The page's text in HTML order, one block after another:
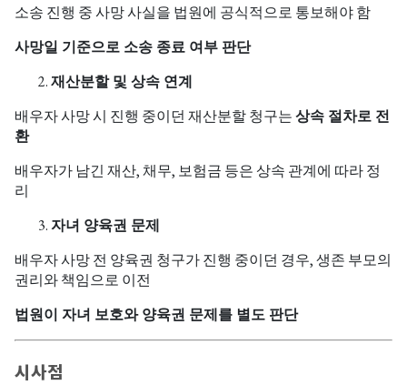
소송 진행 중 사망 사실을 법원에 공식적으로 통보해야 함
사망일 기준으로 소송 종료 여부 판단
재산분할 및 상속 연계
배우자 사망 시 진행 중이던 재산분할 청구는상속 절차로 전
환
배우자가 남긴 재산, 채무, 보험금 등은 상속 관계에 따라 정
리
자녀 양육권 문제
배우자 사망 전 양육권 청구가 진행 중이던 경우, 생존 부모의
권리와 책임으로 이전
법원이 자녀 보호와 양육권 문제를 별도 판단
시사점